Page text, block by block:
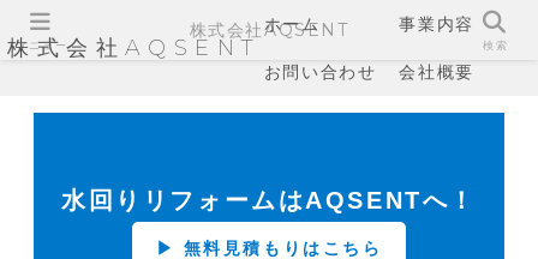
株式会社AQSENT
ホーム 事業内容
お問い合わせ 会社概要
水回りリフォームはAQSENTへ！
▶ 無料見積もりはこちら
メニュー
株式会社AQSENT
検索